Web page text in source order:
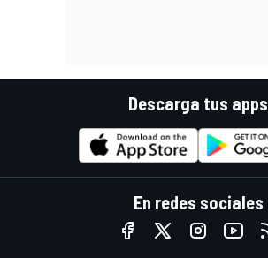
Descarga tus apps
En redes sociales